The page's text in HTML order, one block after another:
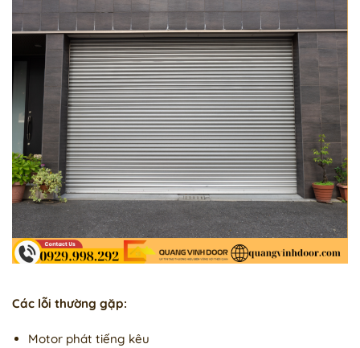
Các lỗi thường gặp:
Motor phát tiếng kêu